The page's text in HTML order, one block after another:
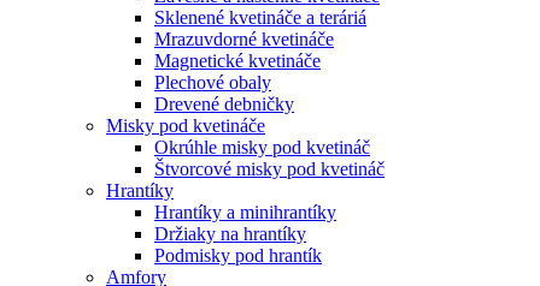
Sklenené kvetináče a teráriá
Mrazuvdorné kvetináče
Magnetické kvetináče
Plechové obaly
Drevené debničky
Misky pod kvetináče
Okrúhle misky pod kvetináč
Štvorcové misky pod kvetináč
Hrantíky
Hrantíky a minihrantíky
Držiaky na hrantíky
Podmisky pod hrantík
Amfory